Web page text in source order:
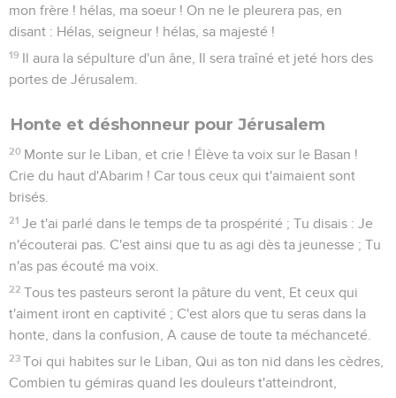
mon frère ! hélas, ma soeur ! On ne le pleurera pas, en
disant : Hélas, seigneur ! hélas, sa majesté !
19 Il aura la sépulture d'un âne, Il sera traîné et jeté hors des
portes de Jérusalem.
Honte et déshonneur pour Jérusalem
20 Monte sur le Liban, et crie ! Élève ta voix sur le Basan !
Crie du haut d'Abarim ! Car tous ceux qui t'aimaient sont
brisés.
21 Je t'ai parlé dans le temps de ta prospérité ; Tu disais : Je
n'écouterai pas. C'est ainsi que tu as agi dès ta jeunesse ; Tu
n'as pas écouté ma voix.
22 Tous tes pasteurs seront la pâture du vent, Et ceux qui
t'aiment iront en captivité ; C'est alors que tu seras dans la
honte, dans la confusion, A cause de toute ta méchanceté.
23 Toi qui habites sur le Liban, Qui as ton nid dans les cèdres,
Combien tu gémiras quand les douleurs t'atteindront,